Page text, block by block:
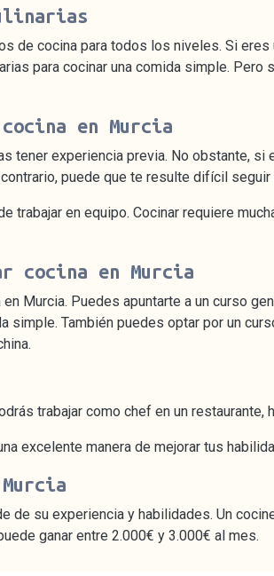
de cocina para todos los niveles. Si
para cocinar una comida simple. Pero
en Murcia
tener experiencia previa. No obstante,
puede que te resulte difícil
trabajar en equipo. Cocinar requiere
cocina en Murcia
Murcia. Puedes apuntarte a un curso
simple. También puedes optar por un
trabajar como chef en un
excelente manera de mejorar tus
de su experiencia y habilidades. Un
ganar entre 2.000€ y 3.000€ al mes.